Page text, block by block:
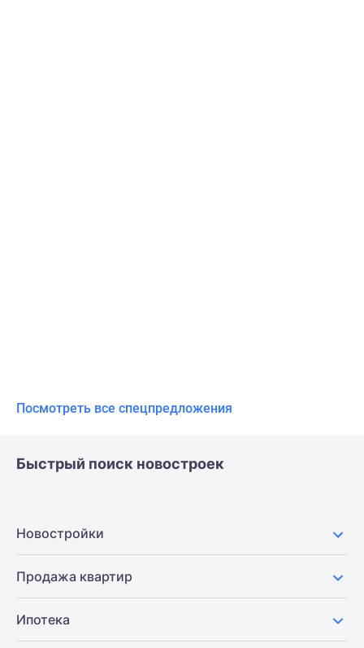
Посмотреть все спецпредложения
Быстрый поиск новостроек
Новостройки
Продажа квартир
Ипотека